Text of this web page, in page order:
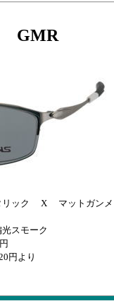
GMR
リック X マットガンメ
スモーク
より